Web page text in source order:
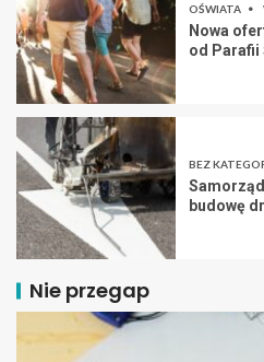
OŚWIATA
Nowa
od Parafii
BEZ
budowę
Nie przegap